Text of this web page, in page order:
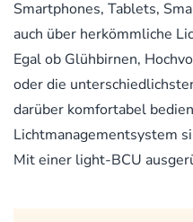
Smartphones, Tablets,
auch über herkömmliche
Egal ob Glühbirnen,
oder die
darüber komfortabel
Lichtmanagementsystem
Mit einer light-BCU